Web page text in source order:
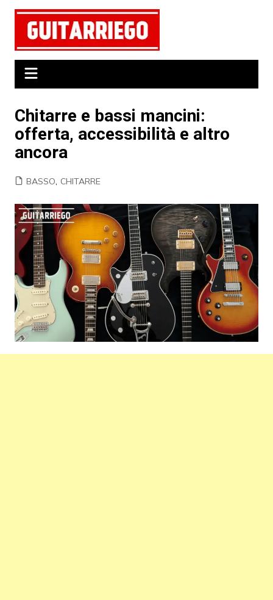
Salta
contenuto
Chitarre e bassi mancini:
offerta, accessibilità e altro
ancora
BASSO, CHITARRE